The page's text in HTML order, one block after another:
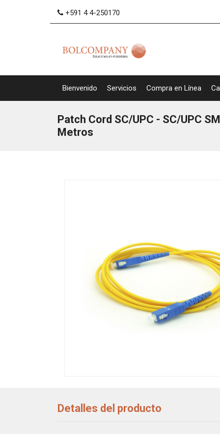
+591 4 4-250170
Bienvenido Servicios Compra en Línea
Patch Cord SC/UPC - SC/UPC
Metros
Detalles del producto